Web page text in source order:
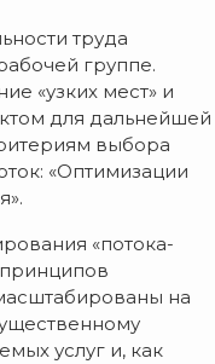
труда
группе.
«узких мест» и
для дальнейшей
выбора
«Оптимизации
«потока-
на
услуг и, как